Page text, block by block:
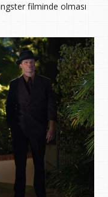
filminde olması